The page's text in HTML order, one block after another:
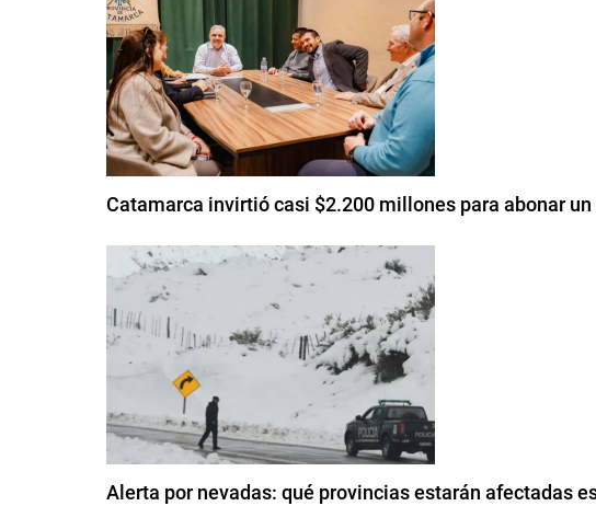
Catamarca invirtió casi $2.200 millones para abonar
Alerta por nevadas: qué provincias estarán afectadas